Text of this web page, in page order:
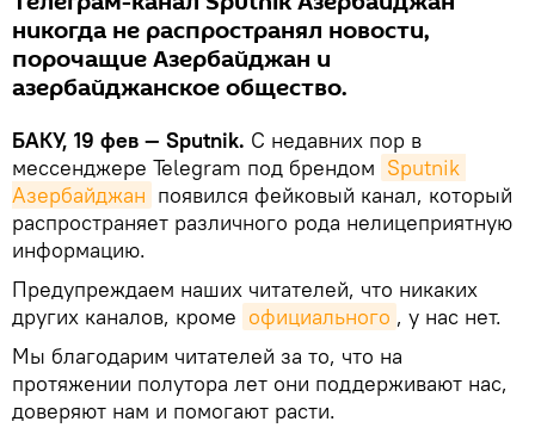
никогда не распространял новости,
порочащие Азербайджан и
азербайджанское общество.
БАКУ, 19 фев — Sputnik. С недавних пор в
мессенджере Telegram под брендом Sputnik
Азербайджан появился фейковый канал, который
распространяет различного рода нелицеприятную
информацию.
Предупреждаем наших читателей, что никаких
других каналов, кроме официального , у нас нет.
Мы благодарим читателей за то, что на
протяжении полутора лет они поддерживают нас,
доверяют нам и помогают расти.